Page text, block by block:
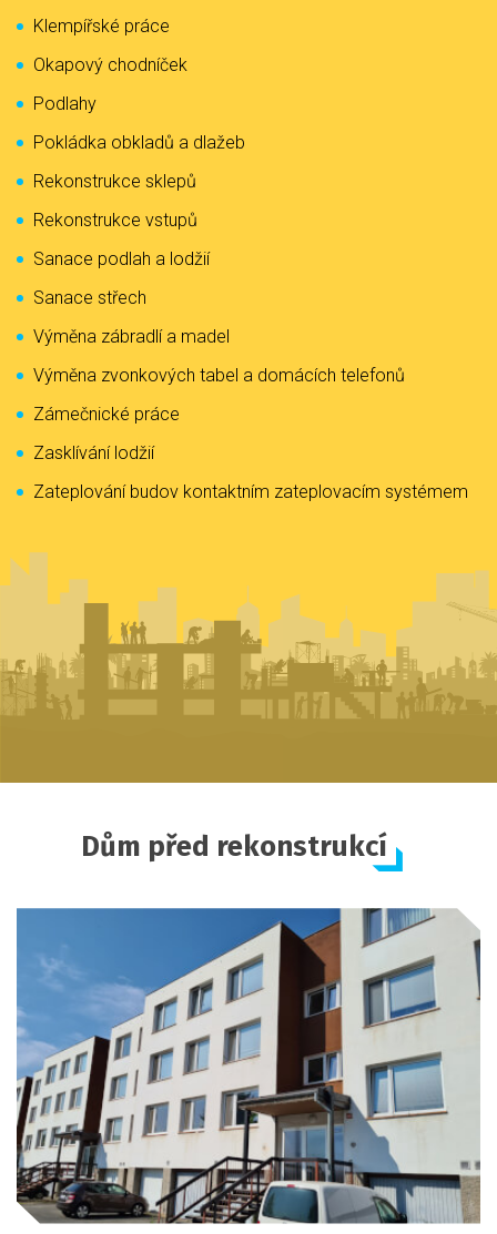
Klempířské práce
Okapový chodníček
Podlahy
Pokládka obkladů a dlažeb
Rekonstrukce sklepů
Rekonstrukce vstupů
Sanace podlah a lodžií
Sanace střech
Výměna zábradlí a madel
Výměna zvonkových tabel a domácích telefonů
Zámečnické práce
Zasklívání lodžií
Zateplování budov kontaktním zateplovacím systémem
Dům před rekonstrukcí